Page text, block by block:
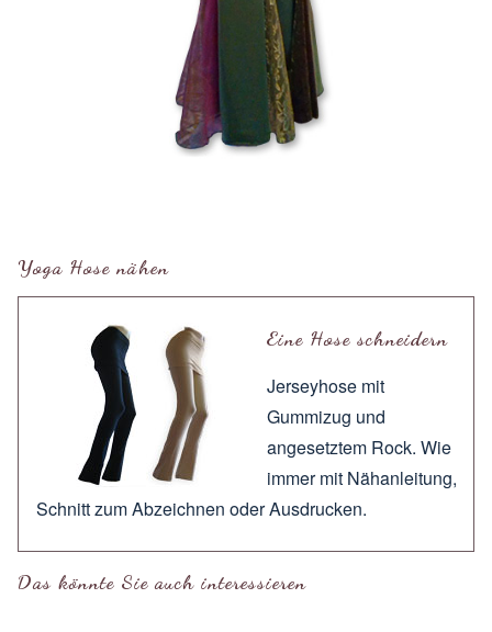
Yoga Hose nähen
Eine Hose schneidern
Jerseyhose mit
Gummizug und
angesetztem Rock. Wie
immer mit Nähanleitung,
Schnitt zumAbzeichnen oderAusdrucken.
Das könnte Sie auch interessieren